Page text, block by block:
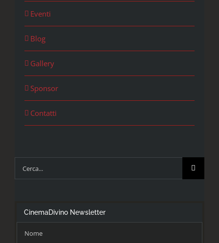
Eventi
Blog
Gallery
Sponsor
Contatti
Cerca
per:
CinemaDivino Newsletter